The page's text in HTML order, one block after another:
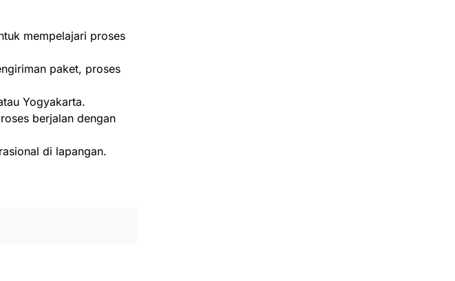
mempelajari proses
paket, proses
Yogyakarta.
berjalan dengan
di lapangan.